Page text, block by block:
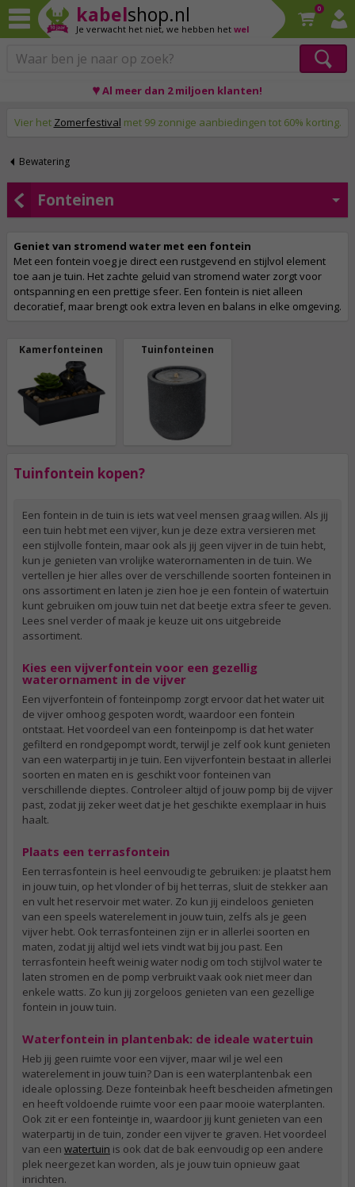
kabelshop.nl
Je verwacht het niet, we hebben het wel
0
♥ Al meer dan 2 miljoen klanten!
Vier het Zomerfestival met 99 zonnige aanbiedingen tot 60% korting.
Bewatering
Fonteinen
Geniet van stromend water met een fontein
Met een fontein voeg je direct een rustgevend en stijlvol element
toe aan je tuin. Het zachte geluid van stromend water zorgt voor
ontspanning en een prettige sfeer. Een fontein is niet alleen
decoratief, maar brengt ook extra leven en balans in elke omgeving.
Kamerfonteinen Tuinfonteinen
Tuinfontein kopen?
Een fontein in de tuin is iets wat veel mensen graag willen. Als jij
een tuin hebt met een vijver, kun je deze extra versieren met
een stijlvolle fontein, maar ook als jij geen vijver in de tuin hebt,
kun je genieten van vrolijke waterornamenten in de tuin. We
vertellen je hier alles over de verschillende soorten fonteinen in
ons assortiment en laten je zien hoe je een fontein of watertuin
kunt gebruiken om jouw tuin net dat beetje extra sfeer te geven.
Lees snel verder of maak je keuze uit ons uitgebreide
assortiment.
Kies een vijverfontein voor een gezellig
waterornament in de vijver
Een vijverfontein of fonteinpomp zorgt ervoor dat het water uit
de vijver omhoog gespoten wordt, waardoor een fontein
ontstaat. Het voordeel van een fonteinpomp is dat het water
gefilterd en rondgepompt wordt, terwijl je zelf ook kunt genieten
van een waterpartij in je tuin. Een vijverfontein bestaat in allerlei
soorten en maten en is geschikt voor fonteinen van
verschillende dieptes. Controleer altijd of jouw pomp bij de vijver
past, zodat jij zeker weet dat je het geschikte exemplaar in huis
haalt.
Plaats een terrasfontein
Een terrasfontein is heel eenvoudig te gebruiken: je plaatst hem
in jouw tuin, op het vlonder of bij het terras, sluit de stekker aan
en vult het reservoir met water. Zo kun jij eindeloos genieten
van een speels waterelement in jouw tuin, zelfs als je geen
vijver hebt. Ook terrasfonteinen zijn er in allerlei soorten en
maten, zodat jij altijd wel iets vindt wat bij jou past. Een
terrasfontein heeft weinig water nodig om toch stijlvol water te
laten stromen en de pomp verbruikt vaak ook niet meer dan
enkele watts. Zo kun jij zorgeloos genieten van een gezellige
fontein in jouw tuin.
Waterfontein in plantenbak: de ideale watertuin
Heb jij geen ruimte voor een vijver, maar wil je wel een
waterelement in jouw tuin? Dan is een waterplantenbak een
ideale oplossing. Deze fonteinbak heeft bescheiden afmetingen
en heeft voldoende ruimte voor een paar mooie waterplanten.
Ook zit er een fonteintje in, waardoor jij kunt genieten van een
waterpartij in de tuin, zonder een vijver te graven. Het voordeel
van een watertuin is ook dat de bak eenvoudig op een andere
plek neergezet kan worden, als je jouw tuin opnieuw gaat
inrichten.